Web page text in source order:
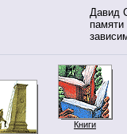
Давид
Книги